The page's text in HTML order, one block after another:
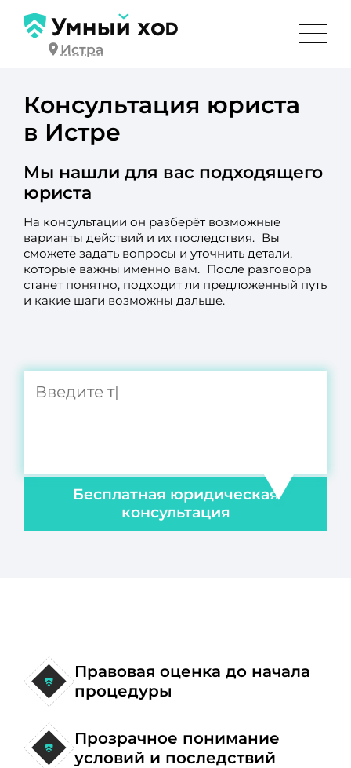
Истра
Консультация юриста
в Истре
Мы нашли для вас подходящего
юриста
На консультации он разберёт возможные
варианты действий и их последствия. Вы
сможете задать вопросы и уточнить детали,
которые важны именно вам. После разговора
станет понятно, подходит ли предложенный путь
и какие шаги возможны дальше.
Бесплатная юридическая
консультация
Правовая оценка до начала
процедуры
Прозрачное понимание
условий и последствий